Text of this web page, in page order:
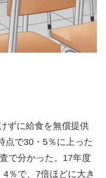
ずに給食を無償提供
点で30・5％に上った
で分かった。17年度
％で、7倍ほどに大き